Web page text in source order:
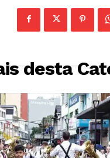
desta